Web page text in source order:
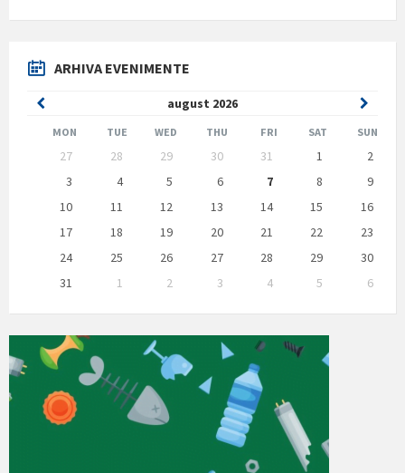
ARHIVA EVENIMENTE
august 2026
Previous
Month
Month
MON TUE WED THU FRI SAT SUN
calendar
27 28 29 30 31 1
2
3
4 5 6 7 8
9
10
11 12 13 14 15
16
17
18 19 20 21 22
23
24
25 26 27 28 29
30
31
1 2 3 4 5
6
to
days